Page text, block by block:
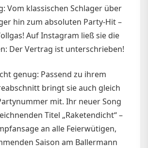
Vom klassischen Schlager über
hin zum absoluten Party-Hit –
Auf Instagram ließ sie die
Der Vertrag ist unterschrieben!
genug: Passend zu ihrem
bringt sie auch gleich
mit. Ihr neuer Song
Titel „Raketendicht“ –
an alle Feierwütigen,
Saison am Ballermann